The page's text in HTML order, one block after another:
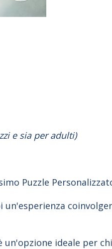
e sia per adulti)
Puzzle
un'opzione ideale per